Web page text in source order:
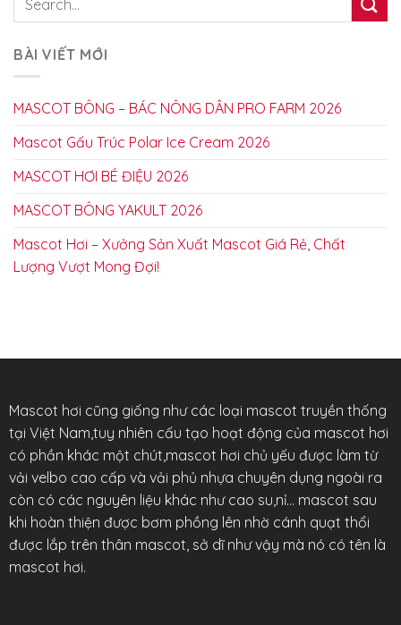
BÀI VIẾT MỚI
MASCOT BÔNG – BÁC NÔNG DÂN PRO FARM 2026
Mascot Gấu Trúc Polar Ice Cream 2026
MASCOT HƠI BÉ ĐIỆU 2026
MASCOT BÔNG YAKULT 2026
Mascot Hơi – Xưởng Sản Xuất Mascot Giá Rẻ, Chất
Lượng Vượt Mong Đợi!
Mascot hơi cũng giống như các loại mascot truyền thống
tại Việt Nam,tuy nhiên cấu tạo hoạt động của mascot hơi
có phần khác một chút,mascot hơi chủ yếu được làm từ
vải velbo cao cấp và vải phủ nhựa chuyên dụng ngoài ra
còn có các nguyên liệu khác như cao su,nỉ… mascot sau
khi hoàn thiện được bơm phồng lên nhờ cánh quạt thổi
được lắp trên thân mascot, sở dĩ như vậy mà nó có tên là
mascot hơi.